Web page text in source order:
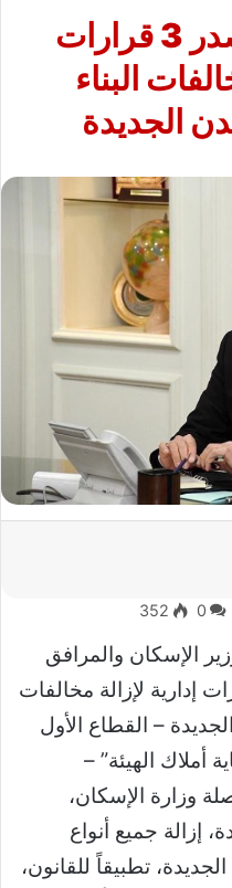
وزير الإسكان يُصدر 3 قرارات
البناء
الجديدة
0
352
الإسكان والمرافق
العمرانية، 3 قرارات إدارية لإزالة مخالفات
– القطاع الأول
أملاك الهيئة” –
وزارة الإسكان،
إزالة جميع أنواع
تطبيقاً للقانون،